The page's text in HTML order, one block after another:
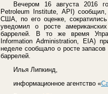
Вечером 16 августа 2016
Petroleum Institute, API)
США, по его оценке,
уведомил о росте
баррелей. В то же время
Information Administration, EIA)
неделе сообщало о росте
баррелей.
Илья Липкинд,
информационное агентство «